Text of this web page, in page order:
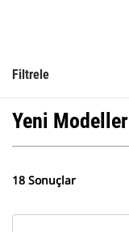
Filtrele
Yeni Modeller
18 Sonuçlar